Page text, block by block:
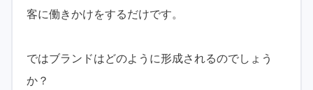
客に働きかけをするだけです。
ではブランドはどのように形成されるのでしょう
か？